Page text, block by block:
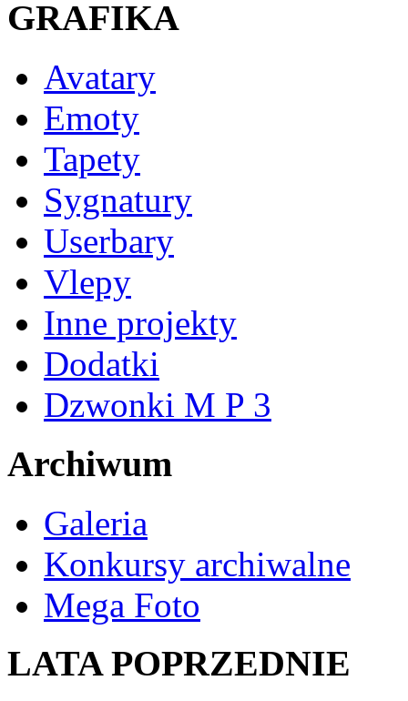
GRAFIKA
Avatary
Emoty
Tapety
Sygnatury
Userbary
Vlepy
Inne projekty
Dodatki
Dzwonki M P 3
Archiwum
Galeria
Konkursy archiwalne
Mega Foto
LATA POPRZEDNIE